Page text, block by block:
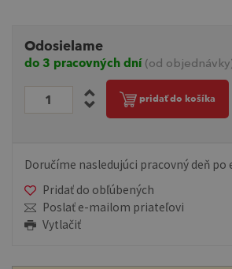
Odosielame
do 3 pracovných dní (od
pridať do košíka
Doručíme nasledujúci pracovný deň po
Pridať do obľúbených
Poslať e-mailom priateľovi
Vytlačiť